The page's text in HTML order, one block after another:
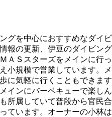
グを中心におすすめなダイ
報の更新、伊豆のダイビ
ＡＳスターズをメインに
小規模で営業しています
に気軽に行くこともでき
インにバーベキューで楽
所属していて普段から官民
ています。オーナーの小林